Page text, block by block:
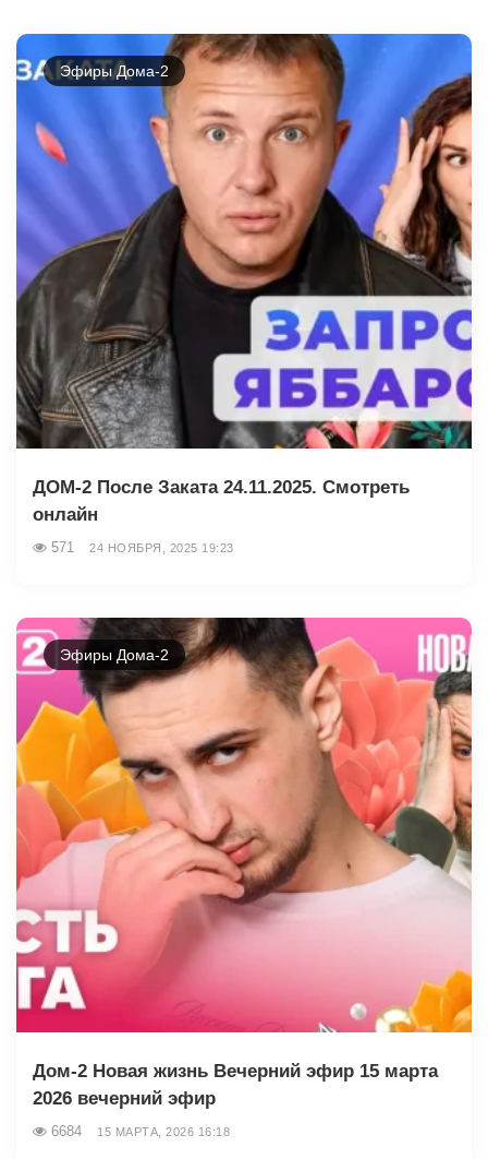
Эфиры Дома-2
ДОМ-2 После Заката 24.11.2025. Смотреть
онлайн
571 24 НОЯБРЯ, 2025 19:23
Эфиры Дома-2
Дом-2 Новая жизнь Вечерний эфир 15 марта
2026 вечерний эфир
6684 15 МАРТА, 2026 16:18